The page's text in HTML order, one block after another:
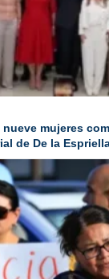
nueve mujeres
de De la